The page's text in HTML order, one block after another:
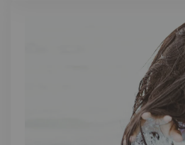
слой на кожата - тяхното
пряко с количеството витамини
прави зависими от цялостното
Меки, чупливи и цепещи се
възможните причини за
Меките, чупливи и цепещи се
естетически проблем. Те са и